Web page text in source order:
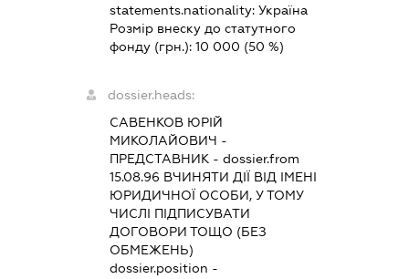
statements.nationality: Україна
Розмір внеску до статутного
фонду (грн.): 10 000 (50 %)
dossier.heads:
САВЕНКОВ ЮРІЙ
МИКОЛАЙОВИЧ -
ПРЕДСТАВНИК - dossier.from
15.08.96 ВЧИНЯТИ ДІЇ ВІД ІМЕНІ
ЮРИДИЧНОЇ ОСОБИ, У ТОМУ
ЧИСЛІ ПІДПИСУВАТИ
ДОГОВОРИ ТОЩО (БЕЗ
ОБМЕЖЕНЬ)
dossier.position -